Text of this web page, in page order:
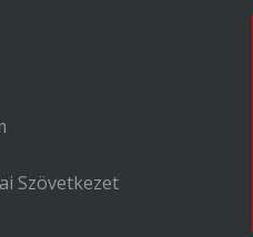
Szövetkezet